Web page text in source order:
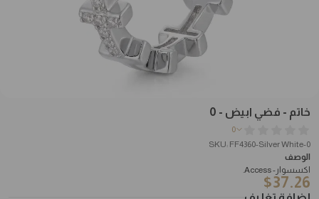
خاتم - فضي ابيض - 0
0
SKU: FF4360-Silver White-0
الوصف
اكسسوار- Access.
37.26
$